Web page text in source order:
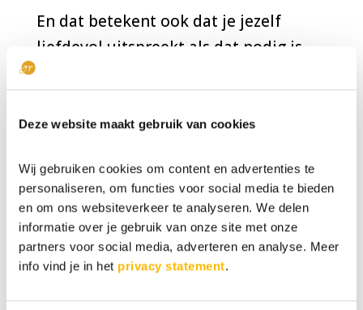
Deze website maakt gebruik van cookies
Wij gebruiken cookies om content en advertenties te
personaliseren, om functies voor social media te bieden
en om ons websiteverkeer te analyseren. We delen
informatie over je gebruik van onze site met onze
partners voor social media, adverteren en analyse. Meer
info vind je in het privacy statement.
En dat betekent ook dat je jezelf
liefdevol uitspreekt als dat nodig is,
of als iets niet past bij jouw
Wanneer je niet zegt wat je eigenlijk
bedoelt of je zegt ‘ja’ terwijl je ‘nee’
wilt, dan is één ding namelijkzeker:
hetlevert altijd gedoe op. Vroeg of
laat zul je merken dat bij jou de